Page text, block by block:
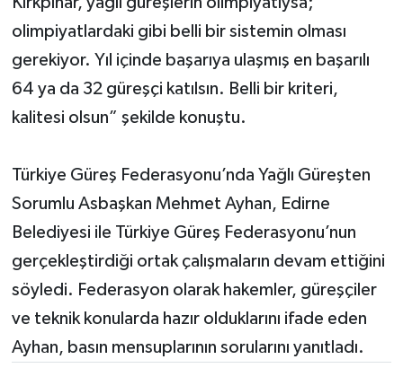
olimpiyatlardaki gibi belli bir sistemin olması
gerekiyor. Yıl içinde başarıya ulaşmış en başarılı
64 ya da 32 güreşçi katılsın. Belli bir kriteri,
kalitesi olsun” şekilde konuştu.
Türkiye Güreş Federasyonu’nda Yağlı Güreşten
Sorumlu Asbaşkan Mehmet Ayhan, Edirne
Belediyesi ile Türkiye Güreş Federasyonu’nun
gerçekleştirdiği ortak çalışmaların devam ettiğini
söyledi. Federasyon olarak hakemler, güreşçiler
ve teknik konularda hazır olduklarını ifade eden
Ayhan, basın mensuplarının sorularını yanıtladı.